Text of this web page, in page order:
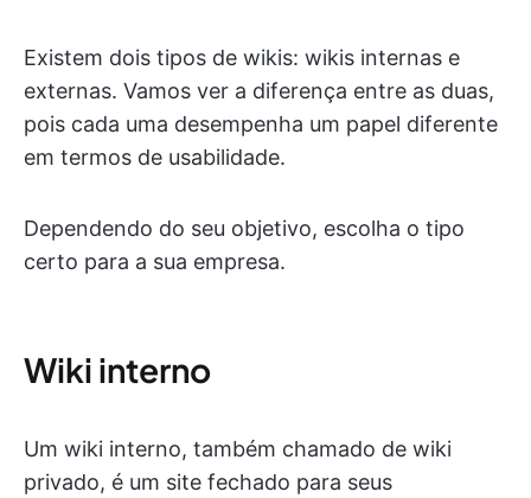
Existem dois tipos de wikis: wikis internas e
externas. Vamos ver a diferença entre as duas,
pois cada uma desempenha um papel diferente
em termos de usabilidade.
Dependendo do seu objetivo, escolha o tipo
certo para a sua empresa.
Wiki interno
Um wiki interno, também chamado de wiki
privado, é um site fechado para seus